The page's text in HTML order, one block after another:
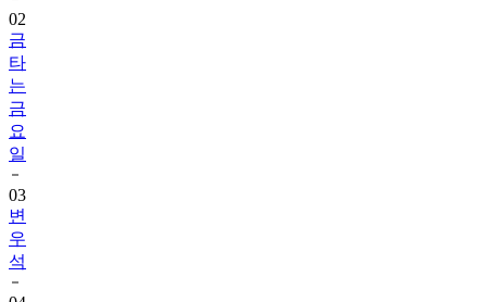
02
금
타
는
금
요
일
03
변
우
석